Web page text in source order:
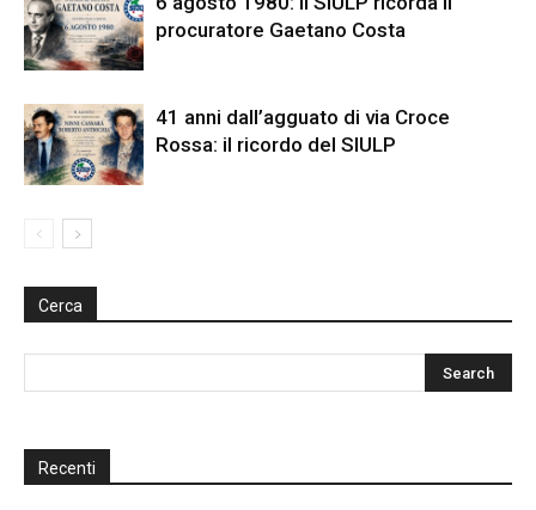
procuratore Gaetano Costa
41 anni dall’agguato di via Croce
Rossa: il ricordo del SIULP
Cerca
Recenti